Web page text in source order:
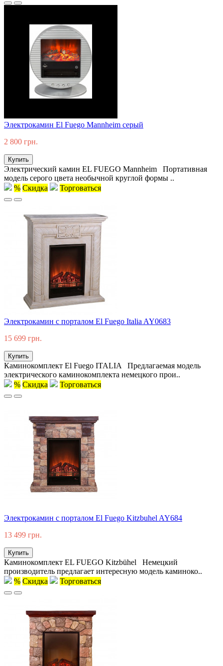
Электрокамин El Fuego Mannheim серый
2 800 грн.
Купить
Электрический камин EL FUEGO Mannheim Портативная
модель серого цвета необычной круглой формы ..
% Скидка Торговаться
Электрокамин с порталом El Fuego Italia AY0683
15 699 грн.
Купить
Каминокомплект El Fuego ITALIA Предлагаемая модель
электрического каминокомплекта немецкого прои..
% Скидка Торговаться
Электрокамин с порталом El Fuego Kitzbuhel AY684
13 499 грн.
Купить
Каминокомплект EL FUEGO Kitzbühel Немецкий
производитель предлагает интересную модель каминоко..
% Скидка Торговаться